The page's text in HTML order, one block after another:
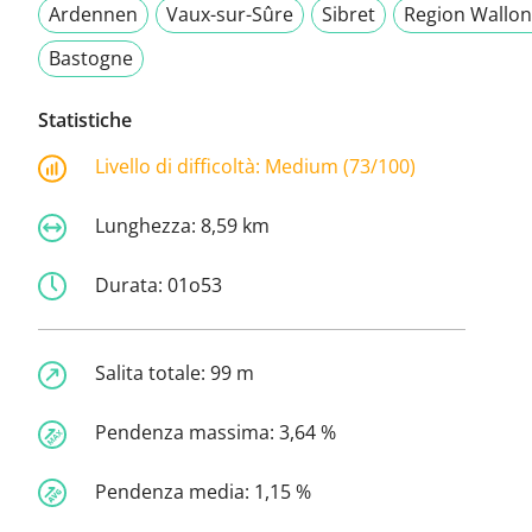
Ardennen Vaux-sur-Sûre Sibret
Region
Bastogne
Statistiche
Livello di difficoltà: Medium (73/100)
Lunghezza: 8,59 km
Durata: 01o53
Salita totale: 99 m
Pendenza massima: 3,64 %
Pendenza media: 1,15 %